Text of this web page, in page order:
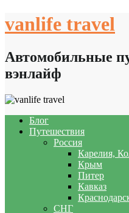
to
vanlife travel
Автомобильные
вэнлайф
Блог
Путешествия
Россия
Карелия,
Крым
Питер
Кавказ
СНГ